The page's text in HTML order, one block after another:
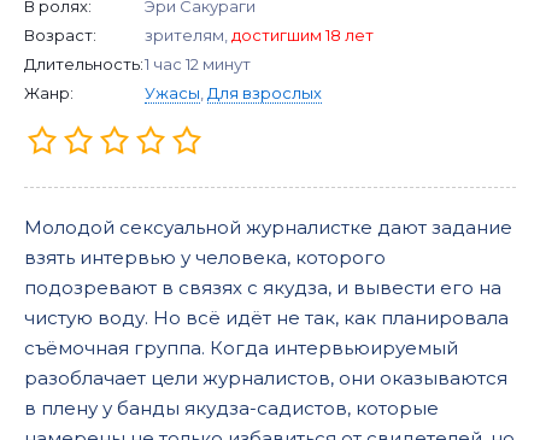
В ролях:
Эри Сакураги
Возраст:
зрителям, достигшим 18 лет
Длительность:1 час 12 минут
Жанр:
Ужасы Для взрослых
Молодой сексуальной журналистке дают задание
взять интервью у человека, которого
подозревают в связях с якудза, и вывести его на
чистую воду. Но всё идёт не так, как планировала
съёмочная группа. Когда интервьюируемый
разоблачает цели журналистов, они оказываются
в плену у банды якудза-садистов, которые